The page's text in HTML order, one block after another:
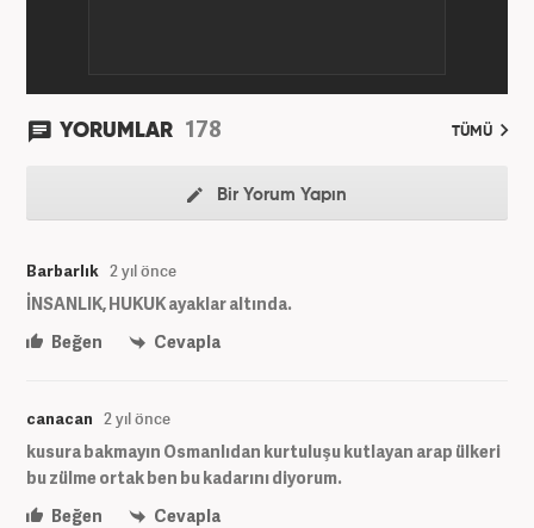
YORUMLAR 178 TÜMÜ
Bir Yorum Yapın
Barbarlık 2 yıl önce
İNSANLIK, HUKUK ayaklar altında.
Beğen
Cevapla
canacan 2 yıl önce
kusura bakmayın Osmanlıdan kurtuluşu kutlayan arap ülkeri
bu zülme ortak ben bu kadarını diyorum.
Beğen
Cevapla